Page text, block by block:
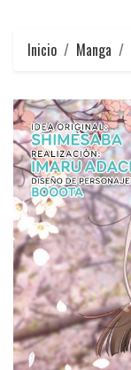
Inicio Manga